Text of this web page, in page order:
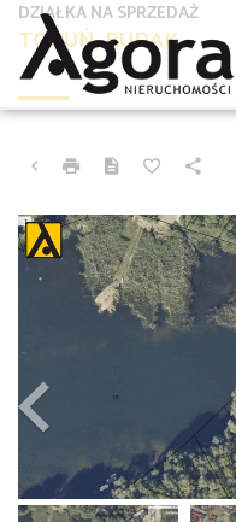
TORUŃ, RUDAK
DZIAŁKA NA SPRZEDAŻ